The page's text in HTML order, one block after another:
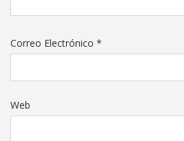
Correo Electrónico *
Web